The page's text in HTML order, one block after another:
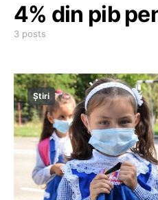
4% din pib
3 posts
Știri